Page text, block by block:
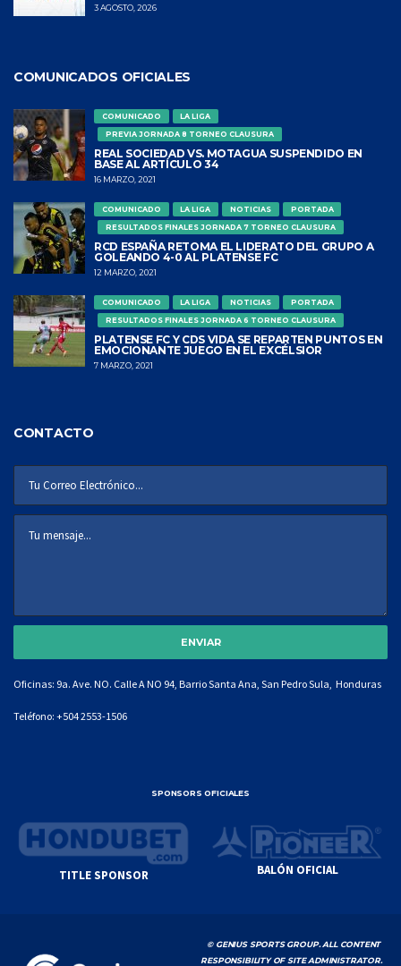
3 AGOSTO, 2026
COMUNICADOS OFICIALES
COMUNICADO
LA LIGA
PREVIA JORNADA 8 TORNEO CLAUSURA
REAL SOCIEDAD VS. MOTAGUA SUSPENDIDO EN
BASE AL ARTÍCULO 34
16 MARZO, 2021
COMUNICADO LA LIGA NOTICIAS
PORTADA
RESULTADOS FINALES JORNADA 7 TORNEO CLAUSURA
RCD ESPAÑA RETOMA EL LIDERATO DEL GRUPO A
GOLEANDO 4-0 AL PLATENSE FC
12 MARZO, 2021
COMUNICADO LA LIGA NOTICIAS
PORTADA
RESULTADOS FINALES JORNADA 6 TORNEO CLAUSURA
PLATENSE FC Y CDS VIDA SE REPARTEN PUNTOS EN
EMOCIONANTE JUEGO EN EL EXCÉLSIOR
7 MARZO, 2021
CONTACTO
Oficinas: 9a. Ave. NO. Calle A NO 94, Barrio Santa Ana, San Pedro Sula, Honduras
Teléfono: +504 2553-1506
SPONSORS OFICIALES
TITLE SPONSOR BALÓN OFICIAL
© GENIUS SPORTS GROUP. ALL CONTENT
RESPONSIBILITY OF SITE ADMINISTRATOR.